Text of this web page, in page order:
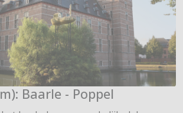
Baarle - Poppel